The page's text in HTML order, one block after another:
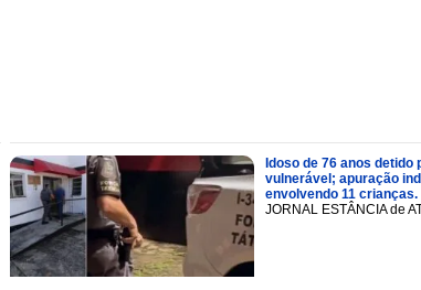
Idoso de 76 anos detido
vulnerável; apuração
envolvendo 11 crianças.
JORNAL ESTÂNCIA de